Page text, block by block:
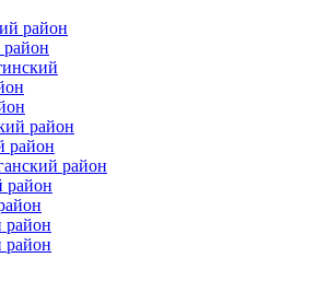
район
район
район
район
район
район
район